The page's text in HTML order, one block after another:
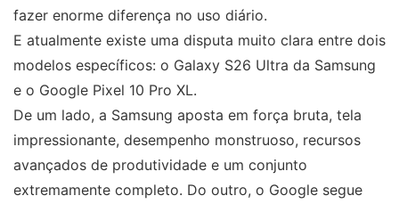
fazer enorme diferença no uso diário.
E atualmente existe uma disputa muito clara entre dois
modelos específicos: o Galaxy S26 Ultra da Samsung
e o Google Pixel 10 Pro XL.
De um lado, a Samsung aposta em força bruta, tela
impressionante, desempenho monstruoso, recursos
avançados de produtividade e um conjunto
extremamente completo. Do outro, o Google segue